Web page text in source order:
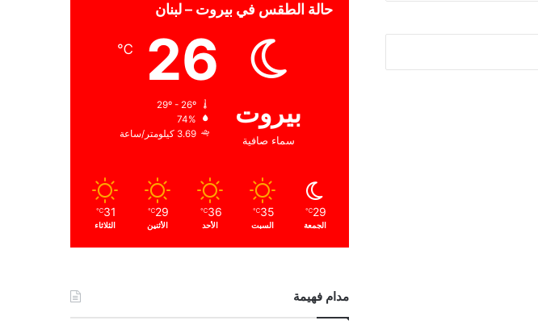
حالة الطقس في بيروت – لبنان
بيروت
سماء صافية
26
℃
74%
3.69 كيلومتر/ساعة
29
℃
الجمعة
35
℃
السبت
36
℃
الأحد
29
℃
الأثنين
31
℃
الثلاثاء
مدام فهيمة